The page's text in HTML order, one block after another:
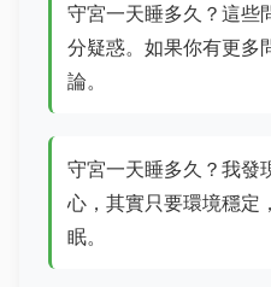
守宮一天睡多久？這些
分疑惑。如果你有更多
論。
守宮一天睡多久？我發
心，其實只要環境穩定
眠。